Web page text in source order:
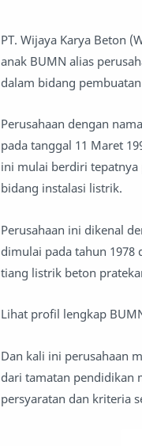
PT. Wijaya Karya Beton
anak BUMN alias
dalam bidang
Perusahaan dengan
pada tanggal 11 Maret
ini mulai berdiri tepatnya
bidang instalasi listrik.
Perusahaan ini dikenal
dimulai pada tahun 1978
tiang listrik beton
Lihat profil lengkap
Dan kali ini perusahaan
dari tamatan pendidikan
persyaratan dan kriteria